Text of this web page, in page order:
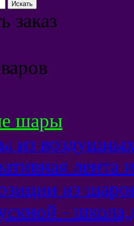
заказ
шары
из
лента
из
-